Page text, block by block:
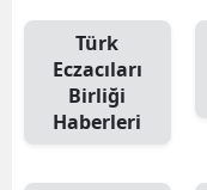
Türk
Eczacıları
Birliği
Haberleri